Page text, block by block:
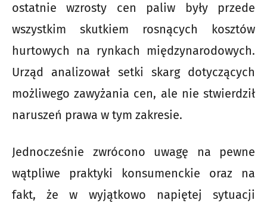
ostatnie wzrosty cen paliw były przede
wszystkim skutkiem rosnących kosztów
hurtowych na rynkach międzynarodowych.
Urząd analizował setki skarg dotyczących
możliwego zawyżania cen, ale nie stwierdził
naruszeń prawa w tym zakresie.
Jednocześnie zwrócono uwagę na pewne
wątpliwe praktyki konsumenckie oraz na
fakt, że w wyjątkowo napiętej sytuacji